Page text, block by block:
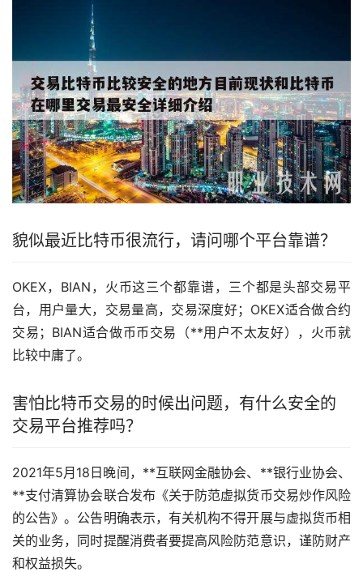
貌似最近比特币很流行，请问哪个平台靠谱？
OKEX，BIAN， 火币这三个都靠谱，三个都是头部交易平
台，用户量大，交易量高，交易深度好；OKEX适合做合约
交易；BIAN适合做币币交易（**用户不太友好），火币就
比较中庸了。
害怕比特币交易的时候出问题，有什么安全的
交易平台推荐吗？
2021年5月18日晚间，**互联网金融协会、**银行业协会、
**支付清算协会联合发布《关于防范虚拟货币交易炒作风险
的公告》。公告明确表示，有关机构不得开展与虚拟货币相
关的业务，同时提醒消费者要提高风险防范意识，谨防财产
和权益损失。